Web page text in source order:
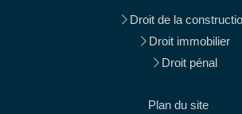
Droit de la
Droit immobilier
Droit pénal
Plan du site